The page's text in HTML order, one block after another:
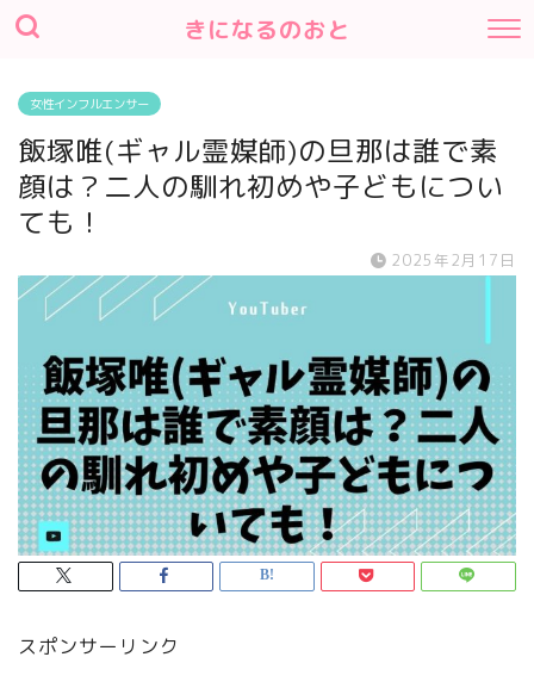
きになるのおと
女性インフルエンサー
飯塚唯(ギャル霊媒師)の旦那は誰で素
顔は？二人の馴れ初めや子どもについ
ても！
2025年2月17日
スポンサーリンク